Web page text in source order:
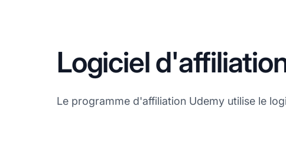
Logiciel
Le programme d'affiliation Udemy utilise le